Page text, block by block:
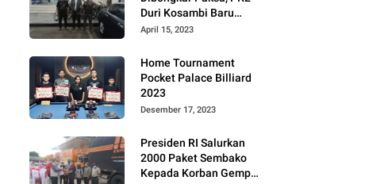
Duri Kosambi Baru
Gugat PT MD
April 15, 2023
Home Tournament
Pocket Palace Billiard
2023
Desember 17, 2023
Presiden RI Salurkan
2000 Paket Sembako
Kepada Korban Gempa